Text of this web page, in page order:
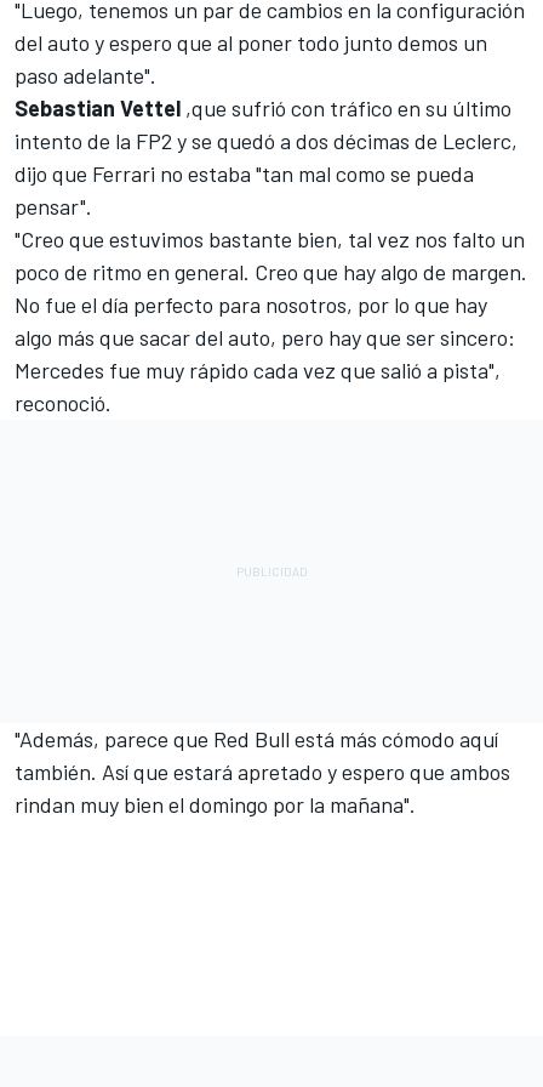
"Luego, tenemos un par de cambios en la configuración
del auto y espero que al poner todo junto demos un
paso adelante".
Sebastian Vettel ,que sufrió con tráfico en su último
intento de la FP2 y se quedó a dos décimas de Leclerc,
dijo que Ferrari no estaba "tan mal como se pueda
pensar".
"Creo que estuvimos bastante bien, tal vez nos falto un
poco de ritmo en general. Creo que hay algo de margen.
No fue el día perfecto para nosotros, por lo que hay
algo más que sacar del auto, pero hay que ser sincero:
Mercedes fue muy rápido cada vez que salió a pista",
reconoció.
"Además, parece que Red Bull está más cómodo aquí
también. Así que estará apretado y espero que ambos
rindan muy bien el domingo por la mañana".